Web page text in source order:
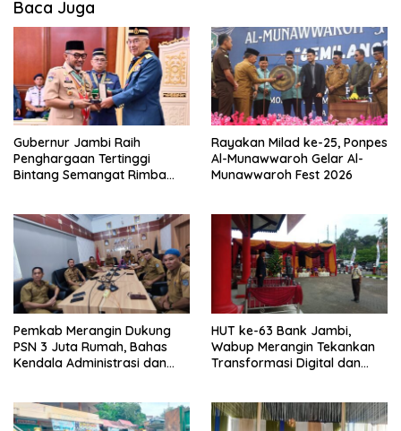
Baca Juga
Gubernur Jambi Raih
Penghargaan Tertinggi
Bintang Semangat Rimba
Rayakan Milad ke-25, Ponpes
Al-Munawwaroh Gelar Al-
Munawwaroh Fest 2026
Pemkab Merangin Dukung
PSN 3 Juta Rumah, Bahas
Kendala Administrasi dan
HUT ke-63 Bank Jambi,
Wabup Merangin Tekankan
Transformasi Digital dan